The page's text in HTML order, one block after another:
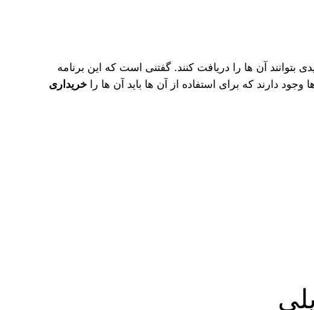
بتوانند آن ها را دریافت کنند. گفتنی است که این برنامه
دارند که برای استفاده از آن ها باید آن ها راخریداری